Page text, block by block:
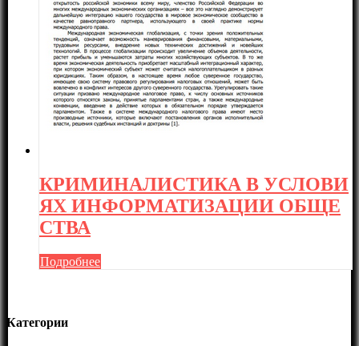
КРИМИНАЛИСТИКА В УСЛОВИ
ЯХ ИНФОРМАТИЗАЦИИ ОБЩЕ
СТВА
Подробнее
Категории